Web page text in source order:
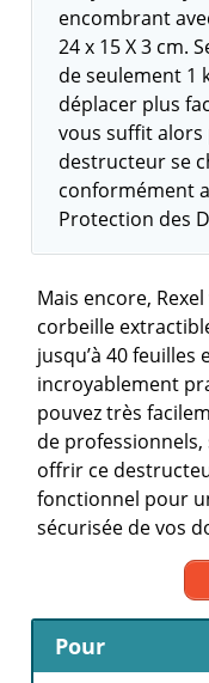
encombrant
24 x 15 X 3 cm.
de seulement 1
déplacer plus
vous suffit alors
destructeur se
conformément
Protection des
Mais encore,
corbeille
jusqu’à 40 feuilles
incroyablement
pouvez très
de professionnels,
offrir ce
fonctionnel pour
sécurisée de vos
Pour